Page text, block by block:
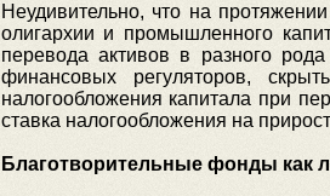
Неудивительно, что на
олигархии и промышленного
перевода активов в разного
финансовых регуляторов,
налогообложения капитала при
ставка налогообложения на
Благотворительные фонды как